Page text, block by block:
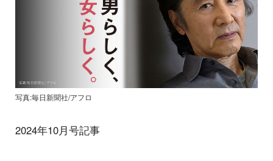
写真:毎日新聞社/アフロ
2024年10月号記事